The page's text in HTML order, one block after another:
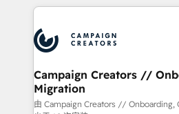
extensive HubSpot, sales,
HubSpot journey, design and
processes and skilfully bring
infrastructure to life. Our
keeps you in control whilst we
route to your revenue goals. We have successfully
Campaign Creators //
Migration
由 Campaign Creators // Onboarding,